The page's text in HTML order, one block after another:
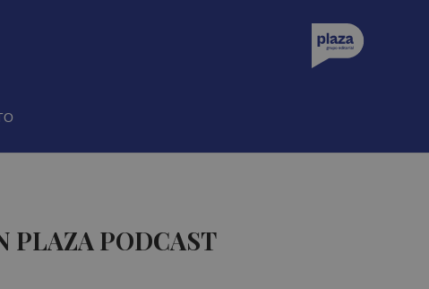
PLAZA PODCAST